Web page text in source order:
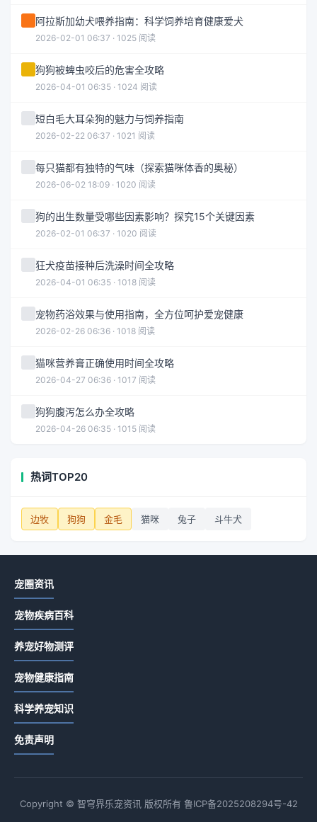
阿拉斯加幼犬喂养指南：科学饲养培育健康爱犬
2026-02-01 06:37 · 1025 阅读
狗狗被蜱虫咬后的危害全攻略
2026-04-01 06:35 · 1024 阅读
短白毛大耳朵狗的魅力与饲养指南
2026-02-22 06:37 · 1021 阅读
每只猫都有独特的气味（探索猫咪体香的奥秘）
2026-06-02 18:09 · 1020 阅读
狗的出生数量受哪些因素影响？探究15个关键因素
2026-02-01 06:37 · 1020 阅读
狂犬疫苗接种后洗澡时间全攻略
2026-04-01 06:35 · 1018 阅读
宠物药浴效果与使用指南，全方位呵护爱宠健康
2026-02-26 06:36 · 1018 阅读
猫咪营养膏正确使用时间全攻略
2026-04-27 06:36 · 1017 阅读
狗狗腹泻怎么办全攻略
2026-04-26 06:35 · 1015 阅读
热词TOP20
边牧 狗狗 金毛 猫咪 兔子 斗牛犬
宠圈资讯
宠物疾病百科
养宠好物测评
宠物健康指南
科学养宠知识
免责声明
Copyright © 智穹界乐宠资讯 版权所有 鲁ICP备2025208294号-42